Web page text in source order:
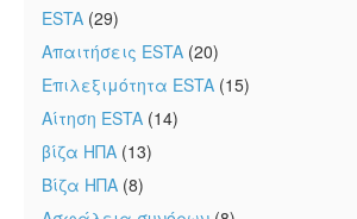
ESTA (29)
Απαιτήσεις ESTA (20)
Επιλεξιμότητα ESTA (15)
Αίτηση ESTA (14)
βίζα ΗΠΑ (13)
Βίζα ΗΠΑ (8)